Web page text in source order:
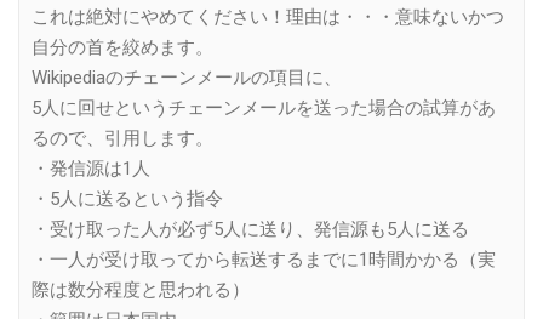
これは絶対にやめてください！理由は・・・意味ないかつ
自分の首を絞めます。
Wikipediaのチェーンメールの項目に、
5人に回せというチェーンメールを送った場合の試算があ
るので、引用します。
・発信源は1人
・5人に送るという指令
・受け取った人が必ず5人に送り、発信源も5人に送る
・一人が受け取ってから転送するまでに1時間かかる（実
際は数分程度と思われる）